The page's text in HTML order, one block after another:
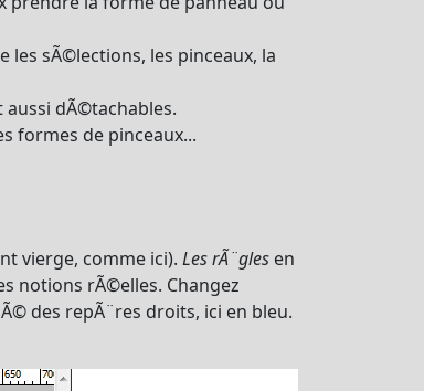
sÃ©lections, les pinceaux, la
dÃ©tachables.
formes de pinceaux...
vierge, comme ici). Les rÃ¨gles en
notions rÃ©elles. Changez
des repÃ¨res droits, ici en bleu.